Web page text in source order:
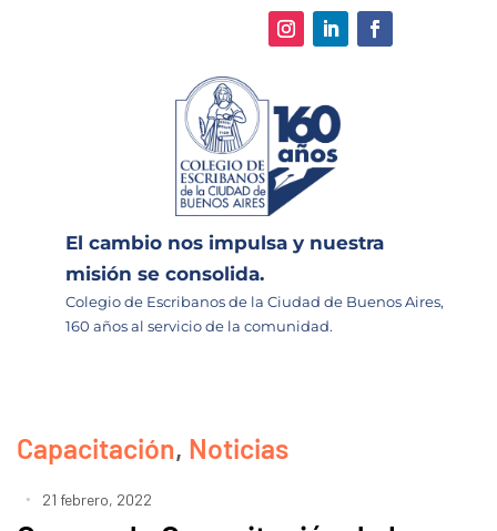
El cambio nos impulsa y nuestra
misión se consolida.
Colegio de Escribanos de la Ciudad de Buenos Aires,
160 años al servicio de la comunidad.
Capacitación, Noticias
21 febrero, 2022